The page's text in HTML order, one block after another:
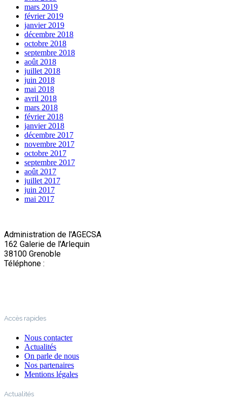
mars 2019
février 2019
janvier 2019
décembre 2018
octobre 2018
septembre 2018
août 2018
juillet 2018
juin 2018
mai 2018
avril 2018
mars 2018
février 2018
janvier 2018
décembre 2017
novembre 2017
octobre 2017
septembre 2017
août 2017
juillet 2017
juin 2017
mai 2017
Administration de l'AGECSA
162 Galerie de l'Arlequin
38100 Grenoble
Téléphone :
Accès rapides
Nous contacter
Actualités
On parle de nous
Nos partenaires
Mentions légales
Actualités